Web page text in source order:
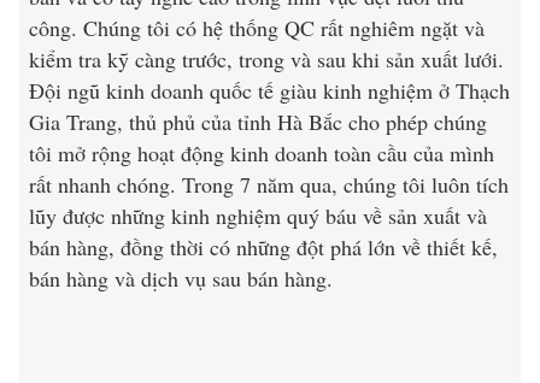
công. Chúng tôi có hệ thống QC rất nghiêm ngặt và
kiểm tra kỹ càng trước, trong và sau khi sản xuất lưới.
Đội ngũ kinh doanh quốc tế giàu kinh nghiệm ở Thạch
Gia Trang, thủ phủ của tỉnh Hà Bắc cho phép chúng
tôi mở rộng hoạt động kinh doanh toàn cầu của mình
rất nhanh chóng. Trong 7 năm qua, chúng tôi luôn tích
lũy được những kinh nghiệm quý báu về sản xuất và
bán hàng, đồng thời có những đột phá lớn về thiết kế,
bán hàng và dịch vụ sau bán hàng.